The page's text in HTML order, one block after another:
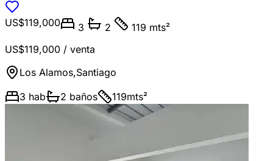
US$119,000 3 2
119 mts²
US$119,000 / venta
Los Alamos,Santiago
3 hab 2 baños 119mts²